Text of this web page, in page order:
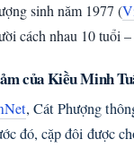
sinh năm 1977 (
cách nhau 10 tuổi
của Kiều Minh
, Cát Phượng
đó, cặp đôi được